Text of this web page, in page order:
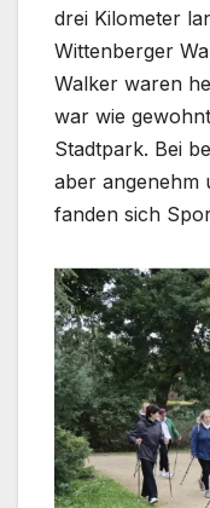
drei Kilometer
Wittenberger
Walker waren
war wie
Stadtpark. Bei
aber angenehm
fanden sich